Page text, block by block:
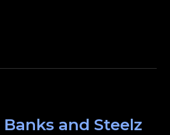
Banks and Steelz